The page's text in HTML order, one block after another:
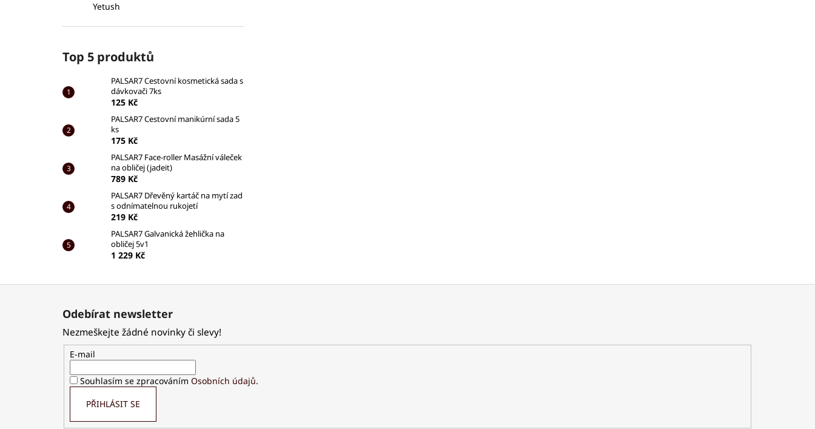
Yetush
Top 5 produktů
PALSAR7 Cestovní kosmetická sada s
dávkovači 7ks
125 Kč
PALSAR7 Cestovní manikúrní sada 5
ks
175 Kč
PALSAR7 Face-roller Masážní váleček
na obličej (jadeit)
789 Kč
PALSAR7 Dřevěný kartáč na mytí zad
s odnímatelnou rukojetí
219 Kč
PALSAR7 Galvanická žehlička na
obličej 5v1
1 229 Kč
Z
Odebírat newsletter
Nezmeškejte žádné novinky či slevy!
E-mail
Souhlasím se zpracováním Osobních údajů.
PŘIHLÁSIT SE